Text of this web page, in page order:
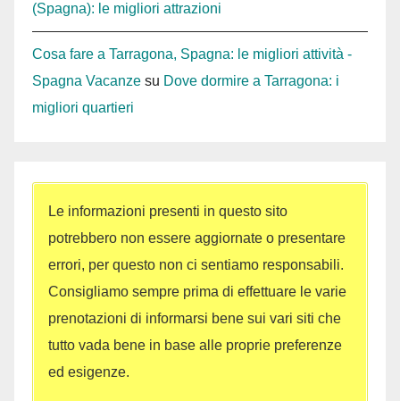
(Spagna): le migliori attrazioni
Cosa fare a Tarragona, Spagna: le migliori attività -
Spagna Vacanze su Dove dormire a Tarragona: i
migliori quartieri
Le informazioni presenti in questo sito
potrebbero non essere aggiornate o presentare
errori, per questo non ci sentiamo responsabili.
Consigliamo sempre prima di effettuare le varie
prenotazioni di informarsi bene sui vari siti che
tutto vada bene in base alle proprie preferenze
ed esigenze.